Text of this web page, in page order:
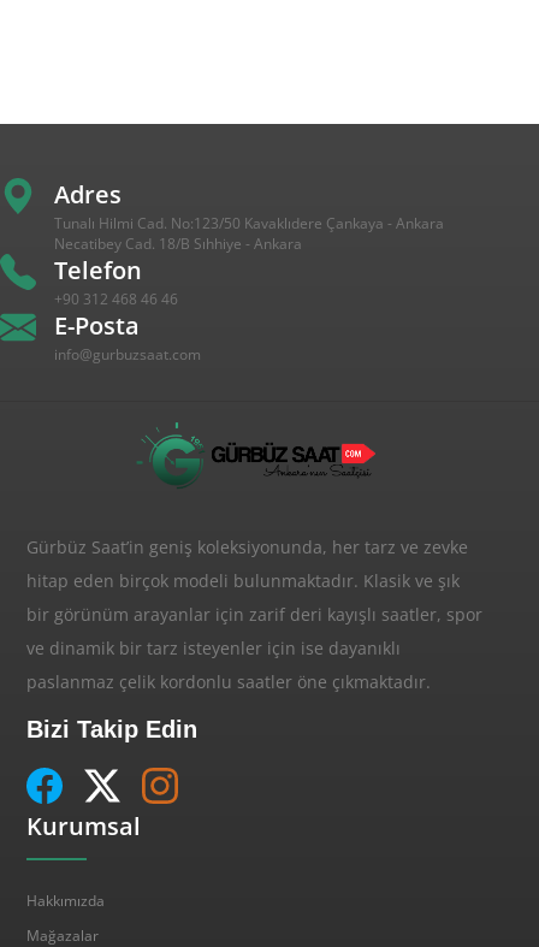
Adres
Tunalı Hilmi Cad. No:123/50 Kavaklıdere Çankaya - Ankara
Necatibey Cad. 18/B Sıhhiye - Ankara
Telefon
+90 312 468 46 46
E-Posta
info@gurbuzsaat.com
Gürbüz Saat’in geniş koleksiyonunda, her tarz ve zevke
hitap eden birçok modeli bulunmaktadır. Klasik ve şık
bir görünüm arayanlar için zarif deri kayışlı saatler, spor
ve dinamik bir tarz isteyenler için ise dayanıklı
paslanmaz çelik kordonlu saatler öne çıkmaktadır.
Bizi Takip Edin
Kurumsal
Hakkımızda
Mağazalar